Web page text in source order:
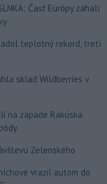
Časť Európy zahalí
teplotný rekord, tretí
sklad Wildberries v
na západe Rakúska
Zelenského
vrazil autom do